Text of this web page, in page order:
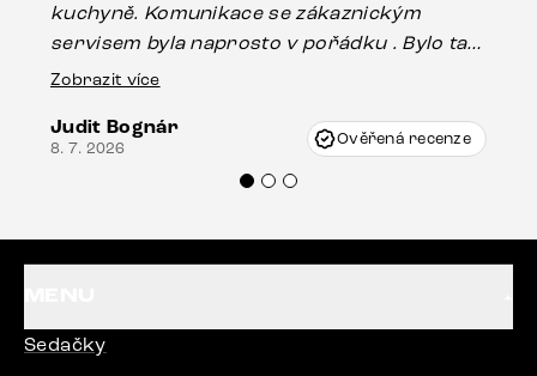
kuchyně. Komunikace se zákaznickým
servisem byla naprosto v pořádku . Bylo tam
drobné poškození u nohy stolu, které mohlo
Vincze mi velmi korektně vyšli vstříc.
Doporučuji produkty Delife všem.“
Zobrazit více
Judit Bognár
8. 7. 2026 Ověřená recenze
Sedačky